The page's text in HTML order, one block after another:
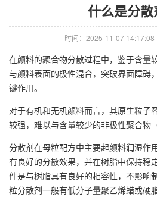
什么是分散
时间：2025-11-07 14:17:08
在颜料的聚合物分散过程中，鉴于含量
与颜料表面的极性混合，突破界面障碍
键作用。
对于有机和无机颜料而言，其原生粒子
较强，难以与含量较少的非极性聚合物
分散剂在母粒配方中主要起颜料润湿作
有良好的分散效果，并在树脂中保持稳
件是与树脂具有良好的相容性，不影响
粒分散剂一般有低分子量聚乙烯蜡或硬